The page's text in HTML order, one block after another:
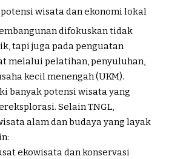
wisata dan ekonomi lokal
difokuskan tidak
tapi juga pada penguatan
melalui pelatihan, penyuluhan,
kecil menengah (UKM).
banyak potensi wisata yang
Selain TNGL,
alam dan budaya yang layak
ekowisata dan konservasi